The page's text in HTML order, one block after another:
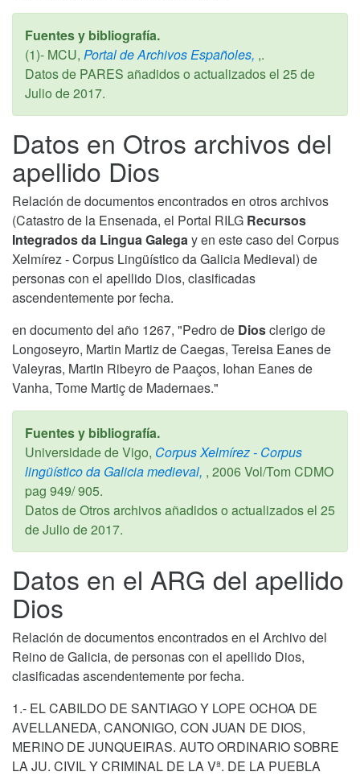
Fuentes y bibliografía.
(1)- MCU, Portal de Archivos Españoles, ,.
Datos de PARES añadidos o actualizados el 25 de
Julio de 2017.
Datos en Otros archivos del
apellido Dios
Relación de documentos encontrados en otros archivos
(Catastro de la Ensenada, el Portal RILG Recursos
Integrados da Lingua Galega y en este caso del Corpus
Xelmírez - Corpus Lingüístico da Galicia Medieval) de
personas con el apellido Dios, clasificadas
ascendentemente por fecha.
en documento del año 1267, "Pedro de Diosclerigo de
Longoseyro, Martin Martiz de Caegas, Tereisa Eanes de
Valeyras, Martin Ribeyro de Paaços, Iohan Eanes de
Vanha, Tome Martiç de Madernaes."
Fuentes y bibliografía.
Universidade de Vigo, Corpus Xelmírez - Corpus
lingüístico da Galicia medieval, , 2006Vol/Tom CDMO
pag 949/ 905.
Datos de Otros archivos añadidos o actualizados el 25
de Julio de 2017.
Datos en el ARG del apellido
Dios
Relación de documentos encontrados en el Archivo del
Reino de Galicia, de personas con el apellido Dios,
clasificadas ascendentemente por fecha.
1.- EL CABILDO DE SANTIAGO Y LOPE OCHOA DE
AVELLANEDA, CANONIGO, CON JUAN DE DIOS,
MERINO DE JUNQUEIRAS. AUTO ORDINARIO SOBRE
LA JU. CIVIL Y CRIMINAL DE LA Vª. DE LA PUEBLA